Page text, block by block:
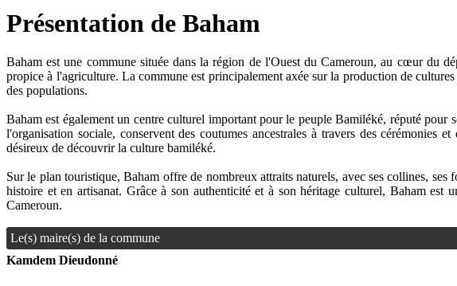
Présentation de Baham
Baham est une commune située dans la région de l'Ouest du Cameroun, au cœur du
propice à l'agriculture. La commune est principalement axée sur la production de
des populations.
Baham est également un centre culturel important pour le peuple Bamiléké, réputé
l'organisation sociale, conservent des coutumes ancestrales à travers des cérémonies
désireux de découvrir la culture bamiléké.
Sur le plan touristique, Baham offre de nombreux attraits naturels, avec ses collines,
histoire et en artisanat. Grâce à son authenticité et à son héritage culturel, Baham
Cameroun.
Le(s) maire(s) de la commune
Kamdem Dieudonné